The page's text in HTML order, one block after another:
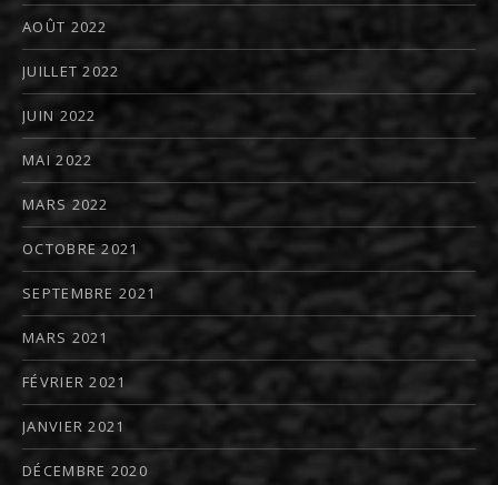
AOÛT 2022
JUILLET 2022
JUIN 2022
MAI 2022
MARS 2022
OCTOBRE 2021
SEPTEMBRE 2021
MARS 2021
FÉVRIER 2021
JANVIER 2021
DÉCEMBRE 2020